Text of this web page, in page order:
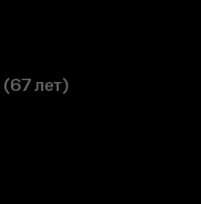
(67 лет)